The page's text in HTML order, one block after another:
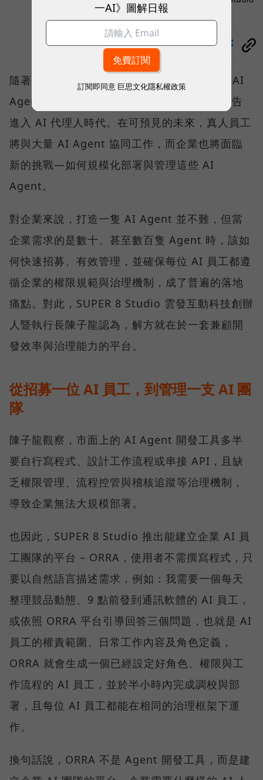
分享
隨著微軟、Google、AWS 等巨頭紛紛喊出「AI
Agent將接管工作流程」，企業營運已正式宣告
進入 AI 代理人時代。在可預見的未來，真人員工
將與大量 AI Agent 協同工作，而企業也將面臨
新的挑戰—如何規模化部署與管理這些 AI
Agent。
對企業來說，打造一隻 AI Agent 並不難，但當
企業需求的是數十、甚至數百隻 Agent 時，該如
何快速招募、有效管理，並確保每位 AI 員工都遵
循企業的權限規範與治理機制，成了普遍的落地
痛點。對此，SUPER 8 Studio 雲發互動科技創辦
人暨執行長陳子龍認為，解方就在於一套兼顧開
發效率與治理能力的平台。
從招募一位 AI 員工，到管理一支 AI 團
隊
陳子龍觀察，市面上的 AI Agent 開發工具多半
要自行寫程式、設計工作流程或串接 API，且缺
乏權限管理、流程控管與稽核追蹤等治理機制，
導致企業無法大規模部署。
也因此，SUPER 8 Studio 推出能建立企業 AI 員
工團隊的平台 – ORRA，使用者不需撰寫程式，只
要以自然語言描述需求，例如：我需要一個每天
整理競品動態、9 點前發到通訊軟體的 AI 員工，
或依照 ORRA 平台引導回答三個問題，也就是 AI
員工的權責範圍、日常工作內容及角色定義，
ORRA 就會生成一個已經設定好角色、權限與工
作流程的 AI 員工，並於半小時內完成調校與部
署，且每位 AI 員工都能在相同的治理框架下運
作。
換句話說，ORRA 不是 Agent 開發工具，而是建
一AI》圖解日報
訂閱即同意 巨思文化隱私權政策